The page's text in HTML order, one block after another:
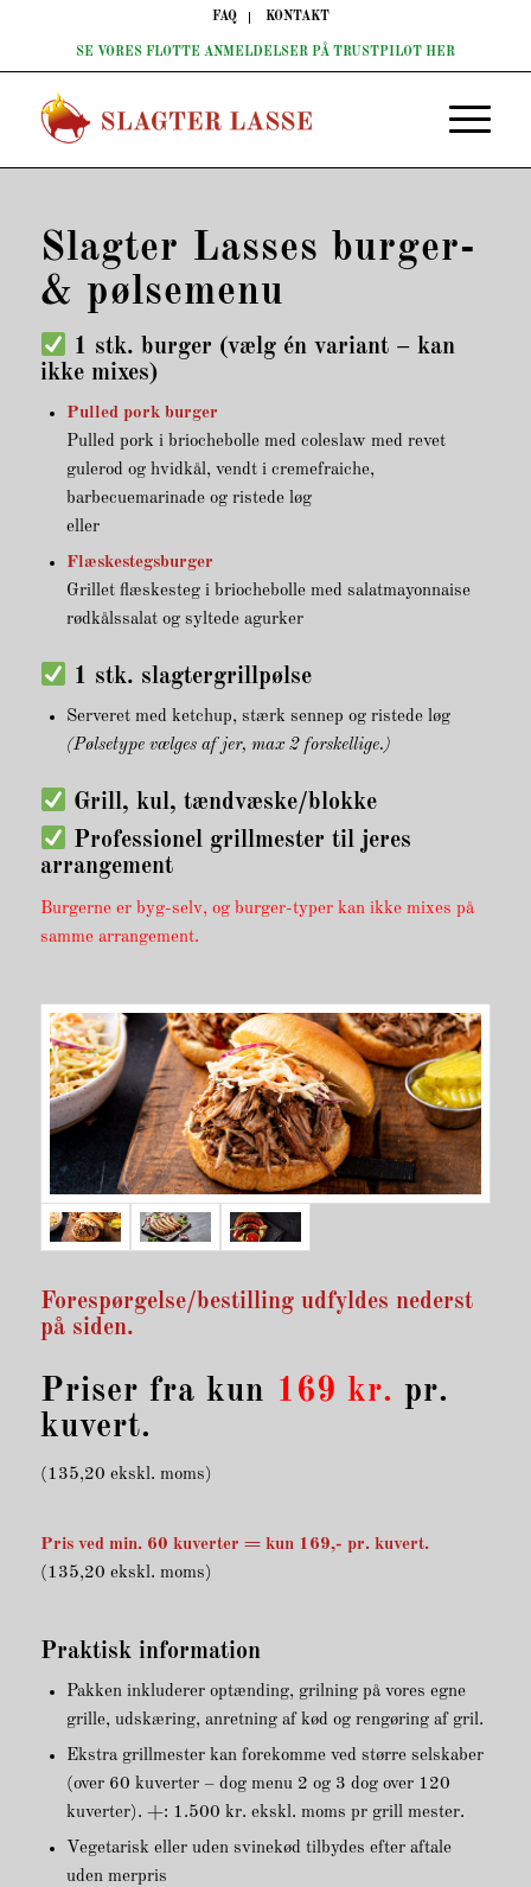
FAQ KONTAKT
SE VORES FLOTTE ANMELDELSER PÅ TRUSTPILOT HER
Slagter Lasses burger-
& pølsemenu
1 stk. burger (vælg én variant – kan
ikke mixes)
Pulled pork burger
Pulled pork i briochebolle med coleslaw med revet
gulerod og hvidkål, vendt i cremefraiche,
barbecuemarinade og ristede løg
eller
Flæskestegsburger
Grillet flæskesteg i briochebolle med salatmayonnaise
rødkålssalat og syltede agurker
1 stk. slagtergrillpølse
Serveret med ketchup, stærk sennep og ristede løg
(Pølsetype vælges af jer, max 2 forskellige.)
Grill, kul, tændvæske/blokke
Professionel grillmester til jeres
arrangement
Burgerne er byg-selv, og burger-typer kan ikke mixes på
samme arrangement.
Forespørgelse/bestilling udfyldes nederst
på siden.
Priser fra kun 169 kr. pr.
kuvert.
(135,20 ekskl. moms)
Pris ved min. 60 kuverter = kun 169,- pr. kuvert.
(135,20 ekskl. moms)
Praktisk information
Pakken inkluderer optænding, grilning på vores egne
grille, udskæring, anretning af kød og rengøring af gril.
Ekstra grillmester kan forekomme ved større selskaber
(over 60 kuverter – dog menu 2 og 3 dog over 120
kuverter). +: 1.500 kr. ekskl. moms pr grill mester.
Vegetarisk eller uden svinekød tilbydes efter aftale
uden merpris